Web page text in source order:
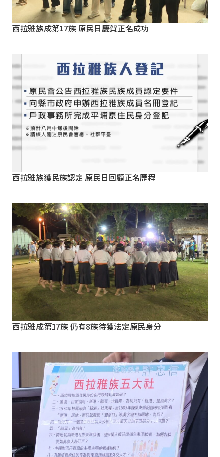
西拉雅族成第17族 原民日慶賀正名成功
西拉雅族獲民族認定 原民日回顧正名歷程
西拉雅成第17族 仍有8族待獲法定原民身分